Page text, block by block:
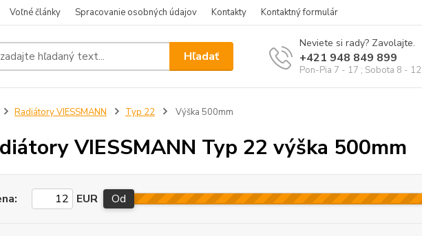
Voľné články Spracovanie osobných údajov Kontakty Kontaktný formulár
Hľadať
Neviete si rady? Zavolajte.
+421 948 849 899
Pon-Pia 7 - 17 ; Sobota 8 - 12
Radiátory VIESSMANN Typ 22 Výška 500mm
VIESSMANN Typ 22 výška 500mm
EUR Od